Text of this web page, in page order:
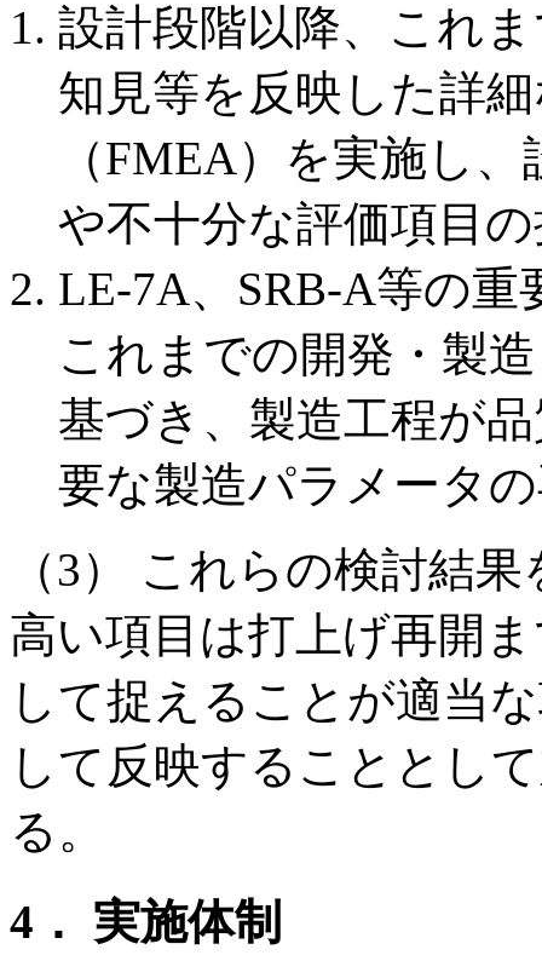
設計段階以降、これ
知見等を反映した詳
（FMEA）を実施し
や不十分な評価項目
LE-7A、SRB-A等の
これまでの開発・製
基づき、製造工程が
要な製造パラメータ
（3） これらの検討結
高い項目は打上げ再開
して捉えることが適当
して反映することとし
る。
4． 実施体制